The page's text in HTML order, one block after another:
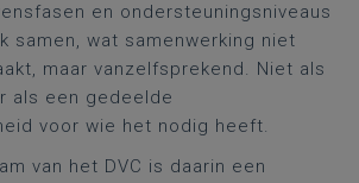
en ondersteuningsniveaus
samen, wat samenwerking niet
maar vanzelfsprekend. Niet als
als een gedeelde
voor wie het nodig heeft.
van het DVC is daarin een